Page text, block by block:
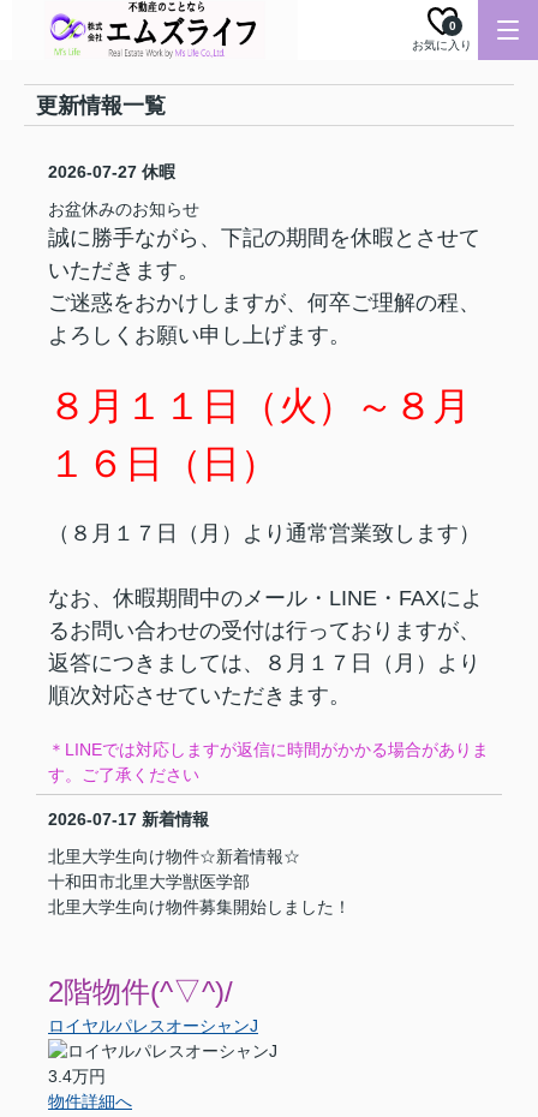
お気に入り
0
更新情報一覧
2026-07-27 休暇
お盆休みのお知らせ
誠に勝手ながら、下記の期間を休暇とさせて
いただきます。
ご迷惑をおかけしますが、何卒ご理解の程、
よろしくお願い申し上げます。
８月１１日（火）～８月
１６日（日）
（８月１７日（月）より通常営業致します）
なお、休暇期間中のメール・LINE・FAXによ
るお問い合わせの受付は行っておりますが、
返答につきましては、８月１７日（月）より
順次対応させていただきます。
＊LINEでは対応しますが返信に時間がかかる場合がありま
す。ご了承ください
2026-07-17 新着情報
北里大学生向け物件☆新着情報☆
十和田市北里大学獣医学部
北里大学生向け物件募集開始しました！
2階物件(^▽^)/
ロイヤルパレスオーシャンJ
3.4万円
物件詳細へ